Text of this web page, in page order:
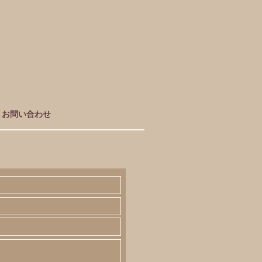
お問い合わせ